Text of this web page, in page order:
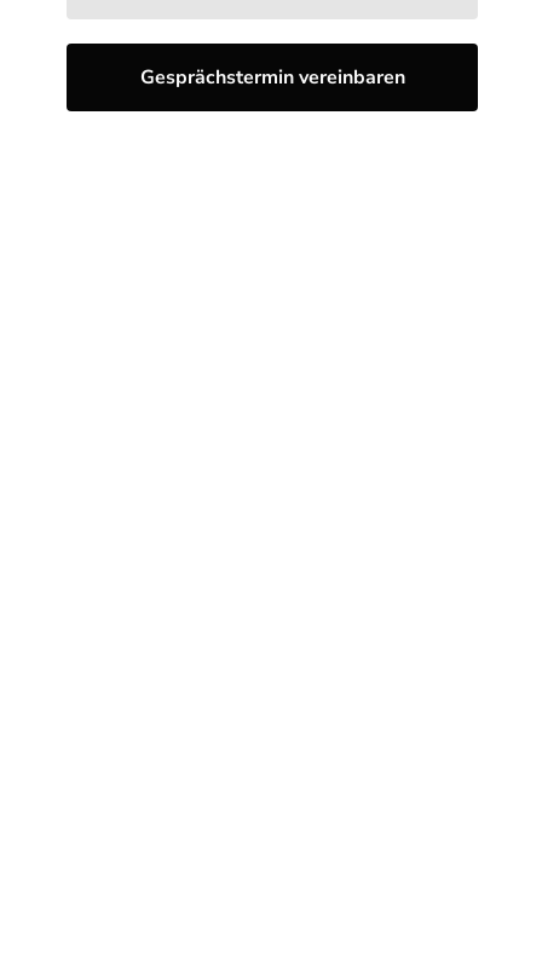
Gesprächstermin vereinbaren